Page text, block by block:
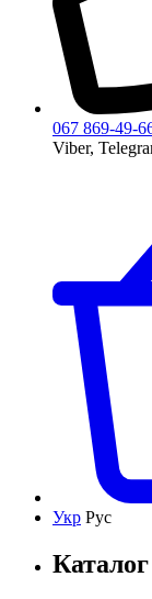
067 869-49-
Viber,
Укр Рус